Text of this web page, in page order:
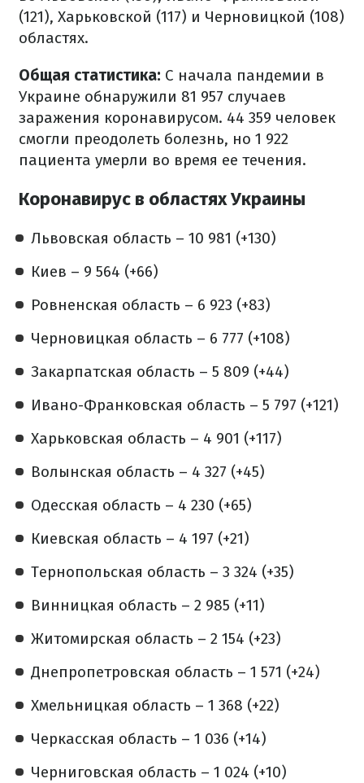
(121), Харьковской (117) и Черновицкой (108)
областях.
Общая статистика: С начала пандемии в
Украине обнаружили 81 957 случаев
заражения коронавирусом. 44 359 человек
смогли преодолеть болезнь, но 1 922
пациента умерли во время ее течения.
Коронавирус в областях Украины
Львовская область – 10 981 (+130)
Киев – 9 564 (+66)
Ровненская область – 6 923 (+83)
Черновицкая область – 6 777 (+108)
Закарпатская область – 5 809 (+44)
Ивано-Франковская область – 5 797 (+121)
Харьковская область – 4 901 (+117)
Волынская область – 4 327 (+45)
Одесская область – 4 230 (+65)
Киевская область – 4 197 (+21)
Тернопольская область – 3 324 (+35)
Винницкая область – 2 985 (+11)
Житомирская область – 2 154 (+23)
Днепропетровская область – 1 571 (+24)
Хмельницкая область – 1 368 (+22)
Черкасская область – 1 036 (+14)
Черниговская область – 1 024 (+10)